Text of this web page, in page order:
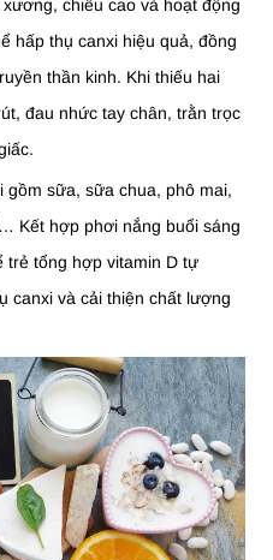
chiều cao và hoạt động
hấp thụ canxi hiệu quả, đồng
thần kinh. Khi thiếu hai
đau nhức tay chân, trằn trọc
gồm sữa, sữa chua, phô mai,
Kết hợp phơi nắng buổi sáng
trẻ tổng hợp vitamin D tự
canxi và cải thiện chất lượng